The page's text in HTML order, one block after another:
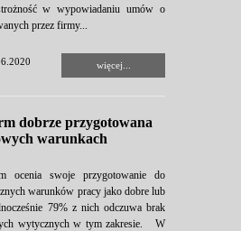
w wypowiadaniu umów o
przez firmy...
więcej...
dobrze przygotowana
warunkach
ocenia swoje przygotowanie do
warunków pracy jako dobre lub
79% z nich odczuwa brak
wytycznych w tym zakresie. W